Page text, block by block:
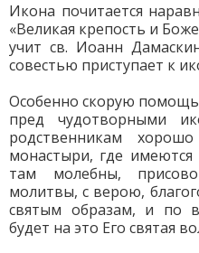
Икона почитается
«Великая крепость и
учит св. Иоанн
совестью приступает к
Особенно скорую
пред чудотворными
родственникам
монастыри, где
там молебны,
молитвы, с верою,
святым образам, и по
будет на это Его святая